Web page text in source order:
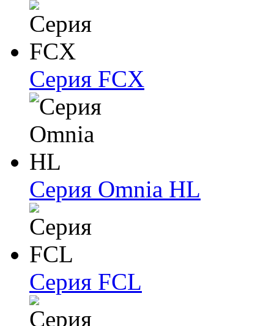
Серия FCX
Серия Omnia HL
Серия FCL